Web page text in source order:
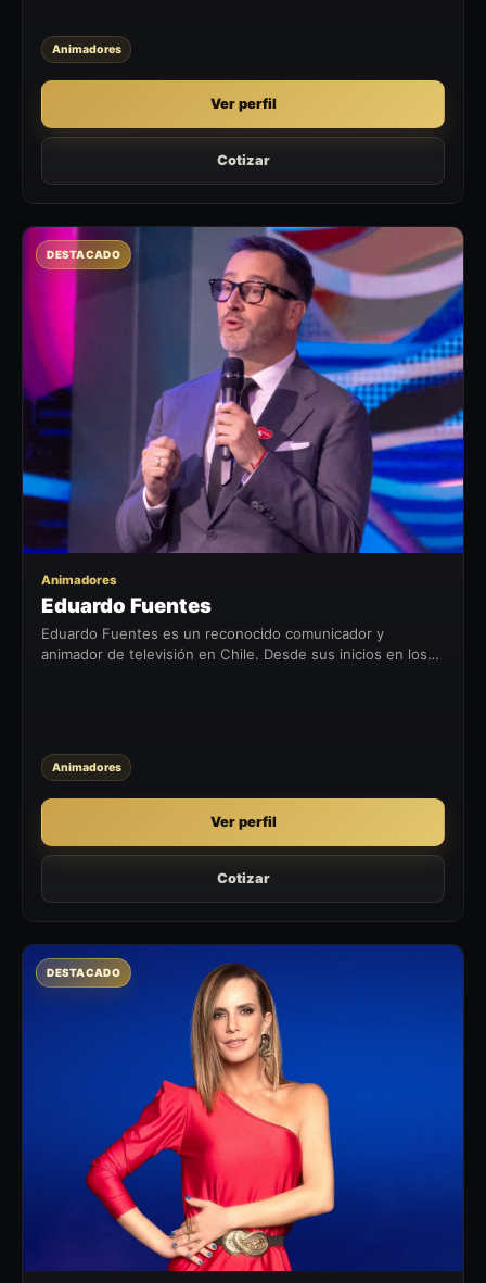
Animadores
Ver perfil
Cotizar
EF
DESTACADO
Animadores
Eduardo Fuentes
Eduardo Fuentes es un reconocido comunicador y
animador de televisión en Chile. Desde sus inicios en los
Animadores
Ver perfil
Cotizar
DB
DESTACADO